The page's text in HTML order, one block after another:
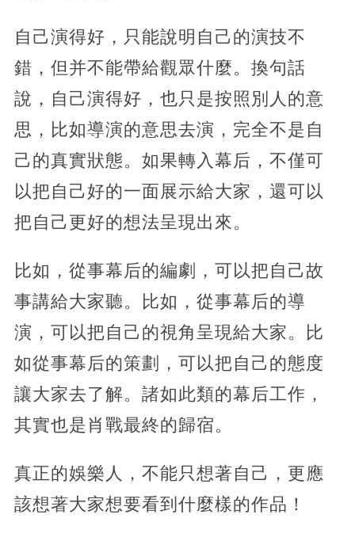
自己演得好，只能說明自己的演技不
錯，但并不能帶給觀眾什麼。換句話
說，自己演得好，也只是按照別人的意
思，比如導演的意思去演，完全不是自
己的真實狀態。如果轉入幕后，不僅可
以把自己好的一面展示給大家，還可以
把自己更好的想法呈現出來。
比如，從事幕后的編劇，可以把自己故
事講給大家聽。比如，從事幕后的導
演，可以把自己的視角呈現給大家。比
如從事幕后的策劃，可以把自己的態度
讓大家去了解。諸如此類的幕后工作，
其實也是肖戰最終的歸宿。
真正的娛樂人，不能只想著自己，更應
該想著大家想要看到什麼樣的作品！